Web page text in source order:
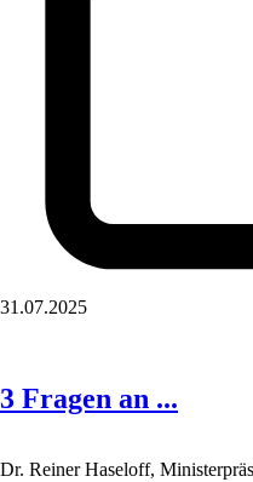
31.07.2025
3 Fragen an ...
Dr. Reiner Haseloff,